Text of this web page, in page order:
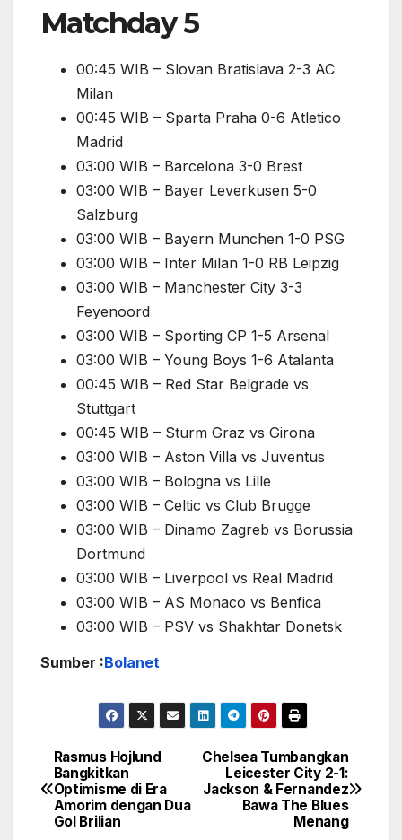
Matchday 5
00:45 WIB – Slovan Bratislava 2-3 AC
Milan
00:45 WIB – Sparta Praha 0-6 Atletico
Madrid
03:00 WIB – Barcelona 3-0 Brest
03:00 WIB – Bayer Leverkusen 5-0
Salzburg
03:00 WIB – Bayern Munchen 1-0 PSG
03:00 WIB – Inter Milan 1-0 RB Leipzig
03:00 WIB – Manchester City 3-3
Feyenoord
03:00 WIB – Sporting CP 1-5 Arsenal
03:00 WIB – Young Boys 1-6 Atalanta
00:45 WIB – Red Star Belgrade vs
Stuttgart
00:45 WIB – Sturm Graz vs Girona
03:00 WIB – Aston Villa vs Juventus
03:00 WIB – Bologna vs Lille
03:00 WIB – Celtic vs Club Brugge
03:00 WIB – Dinamo Zagreb vs Borussia
Dortmund
03:00 WIB – Liverpool vs Real Madrid
03:00 WIB – AS Monaco vs Benfica
03:00 WIB – PSV vs Shakhtar Donetsk
Sumber :Bolanet
Navigasi
pos
Chelsea Tumbangkan
Leicester City 2-1:
Jackson & Fernandez
Bawa The Blues
Menang
Rasmus Hojlund
Bangkitkan
Optimisme di Era
Amorim dengan Dua
Gol Brilian